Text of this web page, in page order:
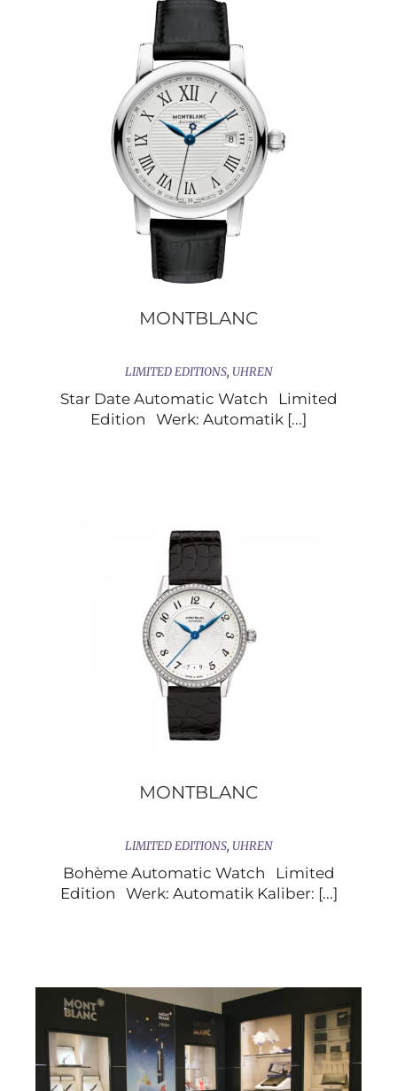
MONTBLANC
LIMITED EDITIONS, UHREN
Star Date Automatic Watch Limited
Edition Werk: Automatik [...]
MONTBLANC
LIMITED EDITIONS, UHREN
Bohème Automatic Watch Limited
Edition Werk: Automatik Kaliber: [...]